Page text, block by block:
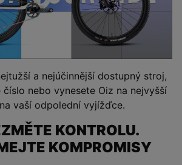
a nejúčinnější dostupný stroj,
nebo vynesete Oiz na nejvyšší
vaší odpolední vyjížďce.
KONTROLU.
KOMPROMISY